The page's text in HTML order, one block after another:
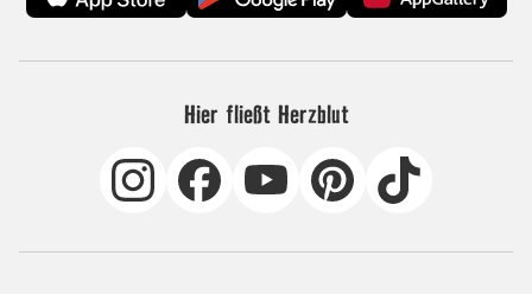
Hier fließt Herzblut